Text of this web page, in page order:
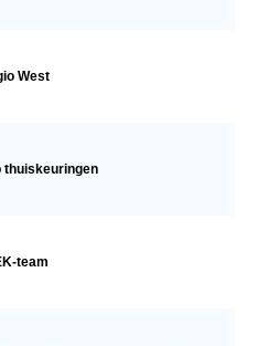
West
thuiskeuringen
team